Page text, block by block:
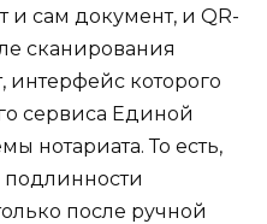
и сам документ, и QR-
сканирования
интерфейс которого
сервиса Единой
нотариата. То есть,
после ручной